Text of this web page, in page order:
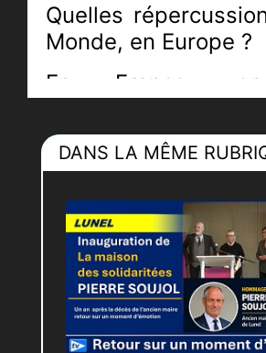
Quelles
Monde, en Europe ?
En France,
présidentielles, la
nos politiques est
Nos
chroniqueurs,
et Laurent
donnent leur avis
et les
DANS LA MÊME